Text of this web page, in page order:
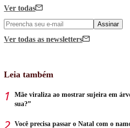
Ver todas
Assinar
Ver todas as newsletters
Leia também
Mãe viraliza ao mostrar sujeira em
sua?”
Você precisa passar o Natal com o